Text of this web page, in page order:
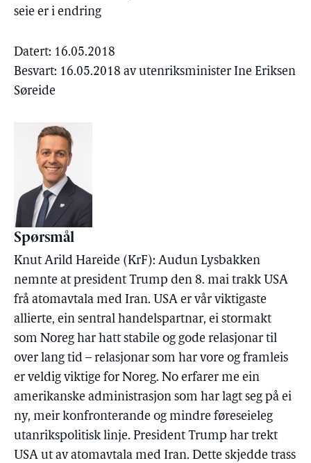
seie er i endring
Datert: 16.05.2018
Besvart: 16.05.2018 av utenriksminister Ine Eriksen
Søreide
Spørsmål
Knut Arild Hareide (KrF): Audun Lysbakken
nemnte at president Trump den 8. mai trakk USA
frå atomavtala med Iran. USA er vår viktigaste
allierte, ein sentral handelspartnar, ei stormakt
som Noreg har hatt stabile og gode relasjonar til
over lang tid – relasjonar som har vore og framleis
er veldig viktige for Noreg. No erfarer me ein
amerikanske administrasjon som har lagt seg på ei
ny, meir konfronterande og mindre føreseieleg
utanrikspolitisk linje. President Trump har trekt
USA ut av atomavtala med Iran. Dette skjedde trass